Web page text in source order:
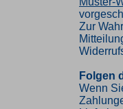
Zur
Folgen
Wenn